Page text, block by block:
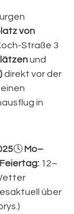
von
Straße 3
und
direkt vor der
in
🕓 Mo–
12–
über